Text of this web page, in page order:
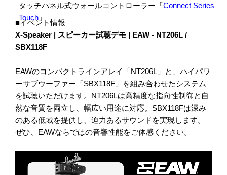
タッチパネル式ウォールコントローラー「Connect Series
Touch 」
■イベント情報
X-Speaker | スピーカー試聴デモ | EAW - NT206L /
SBX118F
EAWのコンパクトラインアレイ「NT206L」と、ハイパワ
ーサブウーファー「SBX118F」を組み合わせたシステム
を試聴いただけます。NT206Lは高精度な指向性制御と自
然な音質を両立し、幅広い用途に対応。SBX118Fは深み
のある低域を提供し、迫力あるサウンドを実現します。
ぜひ、EAWならではの音響性能をご体感ください。